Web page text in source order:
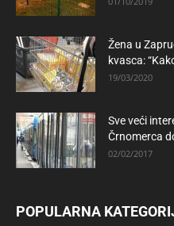
Žena u
kvasca:
19/03/2020
Sve veći
Črnomerca
02/02/2017
POPULARNA